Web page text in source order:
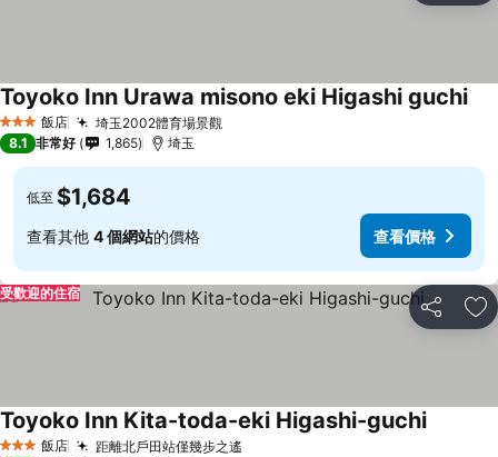
3 星級 飯店 埼玉2002體育場景觀
Toyoko Inn Urawa misono eki Higashi guchi
8.1 非常好 1,865 埼玉
低至 $1,684
查看其他 4 個網站的價格 查看價格
分享 加
受歡迎的住宿
3 星級 飯店 距離北戶田站僅幾步之遙
Toyoko Inn Kita-toda-eki Higashi-guchi